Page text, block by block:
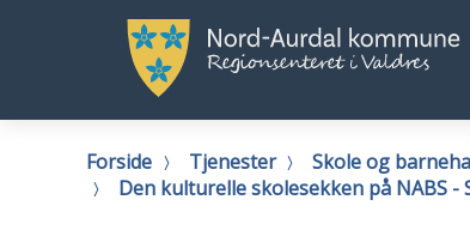
Nord-
Aurdal
kommune
Du
er
Forside Tjenester Skole og
Den kulturelle skolesekken på NABS